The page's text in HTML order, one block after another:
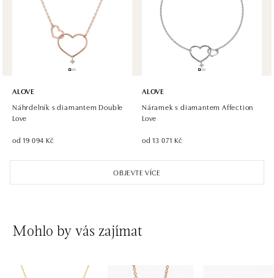
tel.: +421 917 090 891
zítra otevřeno od 10:00
OBJEVTE VÍCE
ALOVE
Náhrdelník s diamantem Double
Love
od 19 094 Kč
ALOVE
Náramek s diamantem Affection
Love
od 13 071 Kč
Mohlo by vás zajímat